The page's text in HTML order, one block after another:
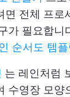
면 전체 프로
가 필요합니
순서도 템플
는 레인처럼
수영장 모양